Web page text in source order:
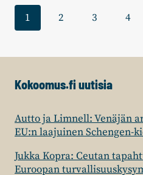
KOKOOMUKSEN
LUVUN
Sivunavigointi
1 2 3 4
Kokoomus.fi uutisia
Autto ja Limnell: Venäjän
EU:n laajuinen Schengen-
Jukka Kopra: Ceutan
Euroopan